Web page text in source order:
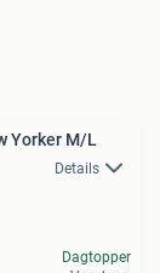
Yorker M/L
Details
Dagtopper